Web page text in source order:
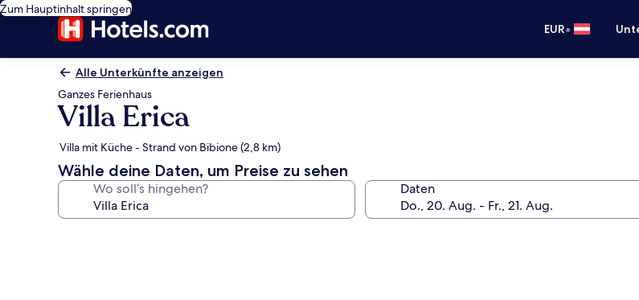
Zum Hauptinhalt springen
EUR•
Alle Unterkünfte anzeigen
Ganzes Ferienhaus
Villa Erica
Villa mit Küche - Strand von Bibione (2,8 km)
Wähle deine Daten, um Preise zu sehen
Wo soll’s hingehen? Daten